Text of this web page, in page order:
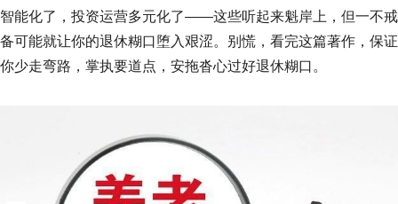
智能化了，投资运营多元化了——这些听起来魁岸上，但一不戒
备可能就让你的退休糊口堕入艰涩。别慌，看完这篇著作，保证
你少走弯路，掌执要道点，安拖沓心过好退休糊口。